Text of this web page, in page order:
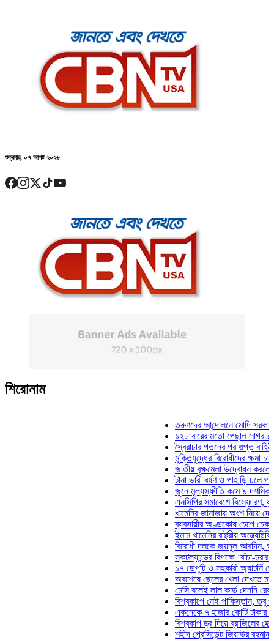
শুক্রবার, ০৭ আগষ্ট ২০২৬
শিরোনাম
তরুণদের আন্দোলনে মোদি সরকার দুর্বল
১২৮ বারের মতো পেছাল সাগর-রুনি
স্বৈরাচার পতনের পর গুপ্ত বাহিনীর
মুক্তিযুদ্ধের বিরোধীদের ক্ষমা চাইতে
জাতীয় বৃক্ষমেলা উদ্বোধন করলেন
টানা ভারী বর্ষণ ও পাহাড়ি ঢলে
জুনে মূল্যস্ফীতি কমে ৯ দশমিক ১৬
এনসিপির সমাবেশে বিস্ফোরণ,
খামেনির জানাজায় অংশ নিয়ে দেশে
ব্যবসায়ীর অণ্ডকোষ চেপে চেক-
ইমাম খামেনির রাষ্ট্রীয়
বিরোধী দলকে জয়নুল আবদিন,
স্কটল্যান্ডের বিপক্ষে ‘বাঁচা-মরার
১৭ ডেপুটি ও সহকারী অ্যাটর্নি
অবশেষে ছেলের খেলা দেখতে মাঠে
মেসি বলেই লাল কার্ড দেননি রেফারি!
বিশ্বকাপে নেই পাকিস্তান, তবু
একনেকে ৭ হাজার কোটি টাকার ৫
বিশ্বকাপ ড্র দিয়ে ব্রাজিলের হেক্সা
শহীদ প্রেসিডেন্ট জিয়াউর রহমান